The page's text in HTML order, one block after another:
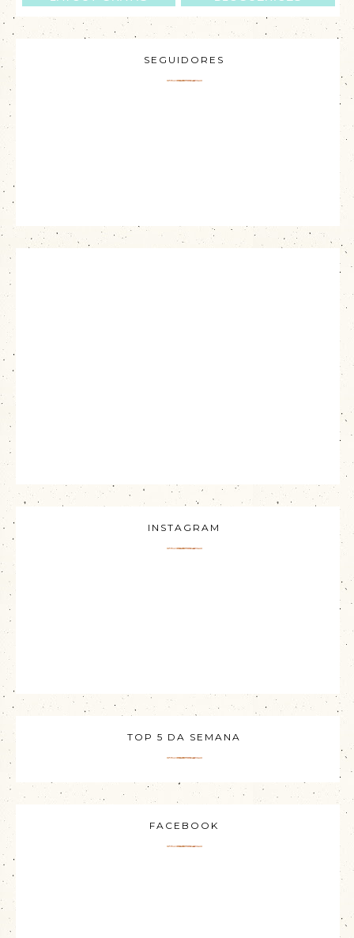
SEGUIDORES
INSTAGRAM
TOP 5 DA SEMANA
FACEBOOK